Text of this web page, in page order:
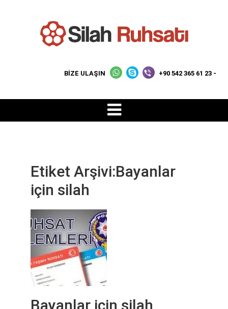
BİZE ULAŞIN +90 542 365 61 23 -
Etiket Arşivi:Bayanlar
için silah
Bayanlar için silah